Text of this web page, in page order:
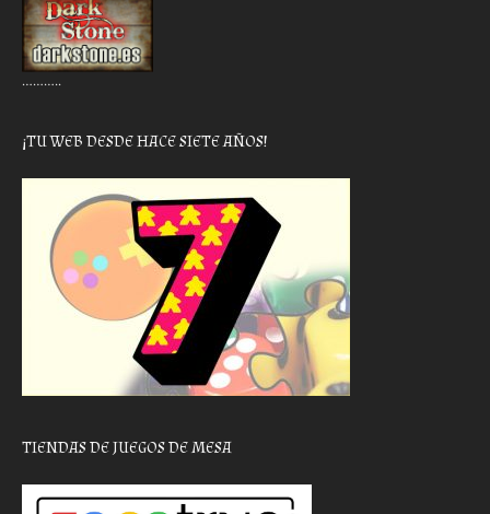
………..
¡TU WEB DESDE HACE SIETE AÑOS!
TIENDAS DE JUEGOS DE MESA